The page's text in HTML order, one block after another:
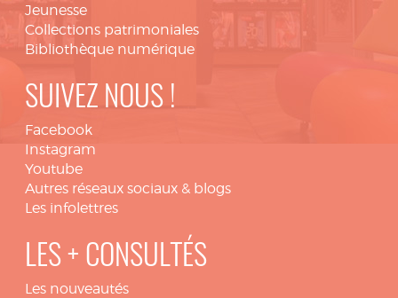
Jeunesse
Collections patrimoniales
Bibliothèque numérique
SUIVEZ NOUS !
Facebook
Instagram
Youtube
Autres réseaux sociaux & blogs
Les infolettres
LES + CONSULTÉS
Les nouveautés